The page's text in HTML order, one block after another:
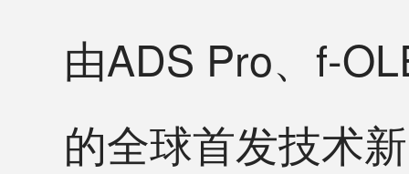
由ADS Pro、f-
的全球首发技术